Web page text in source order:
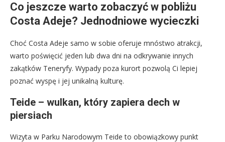
Co jeszcze warto zobaczyć w pobliżu
Costa Adeje? Jednodniowe wycieczki
Choć Costa Adeje samo w sobie oferuje mnóstwo atrakcji,
warto poświęcić jeden lub dwa dni na odkrywanie innych
zakątków Teneryfy. Wypady poza kurort pozwolą Ci lepiej
poznać wyspę i jej unikalną kulturę.
Teide – wulkan, który zapiera dech w
piersiach
Wizyta w Parku Narodowym Teide to obowiązkowy punkt